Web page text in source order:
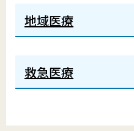
地域医療
救急医療